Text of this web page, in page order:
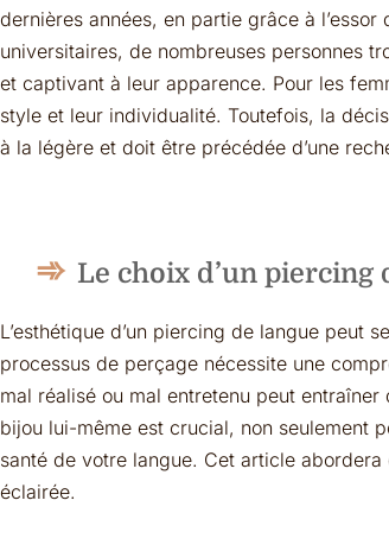
dernières années, en partie grâce à
universitaires, de nombreuses personnes
et captivant à leur apparence. Pour les
style et leur individualité. Toutefois, la
à la légère et doit être précédée d’une
Le choix d’un piercing
L’esthétique d’un piercing de langue peut
processus de perçage nécessite une
mal réalisé ou mal entretenu peut
bijou lui-même est crucial, non seulement
santé de votre langue. Cet article
éclairée.